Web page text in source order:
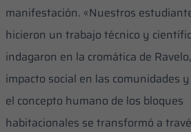
manifestación. «Nuestros
hicieron un trabajo técnico y
indagaron en la cromática de
impacto social en las comunidades
el concepto humano de los bloques
habitacionales se transformó a